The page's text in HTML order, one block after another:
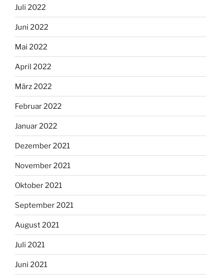
Juli 2022
Juni 2022
Mai 2022
April 2022
März 2022
Februar 2022
Januar 2022
Dezember 2021
November 2021
Oktober 2021
September 2021
August 2021
Juli 2021
Juni 2021